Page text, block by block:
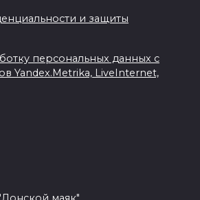
и защиты
персональных данных с
Yandex.Metrika, LiveInternet,